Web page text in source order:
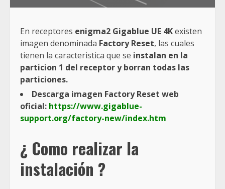
En receptores enigma2 Gigablue UE 4Kexisten
imagen denominada Factory Reset, las cuales
tienen la caracteristica que se instalan en la
particion 1 del receptor y borran todas las
particiones.
Descarga imagen Factory Reset web
oficial: https://www.gigablue-
support.org/factory-new/index.htm
¿ Como realizar la
instalación ?